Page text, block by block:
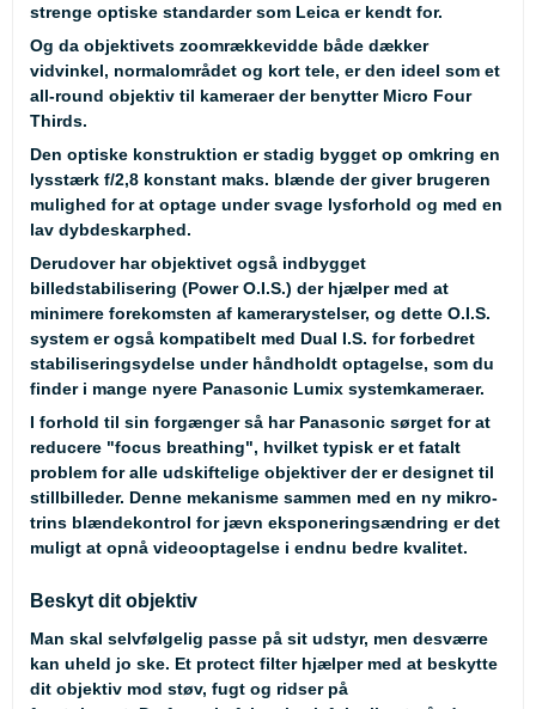
strenge optiske standarder som Leica er kendt for.
Og da objektivets zoomrækkevidde både dækker
vidvinkel, normalområdet og kort tele, er den ideel som et
all-round objektiv til kameraer der benytter Micro Four
Thirds.
Den optiske konstruktion er stadig bygget op omkring en
lysstærk f/2,8 konstant maks. blænde der giver brugeren
mulighed for at optage under svage lysforhold og med en
lav dybdeskarphed.
Derudover har objektivet også indbygget
billedstabilisering (Power O.I.S.) der hjælper med at
minimere forekomsten af kamerarystelser, og dette O.I.S.
system er også kompatibelt med Dual I.S. for forbedret
stabiliseringsydelse under håndholdt optagelse, som du
finder i mange nyere Panasonic Lumix systemkameraer.
I forhold til sin forgænger så har Panasonic sørget for at
reducere "focus breathing", hvilket typisk er et fatalt
problem for alle udskiftelige objektiver der er designet til
stillbilleder. Denne mekanisme sammen med en ny mikro-
trins blændekontrol for jævn eksponeringsændring er det
muligt at opnå videooptagelse i endnu bedre kvalitet.
Beskyt dit objektiv
Man skal selvfølgelig passe på sit udstyr, men desværre
kan uheld jo ske. Et protect filter hjælper med at beskytte
dit objektiv mod støv, fugt og ridser på